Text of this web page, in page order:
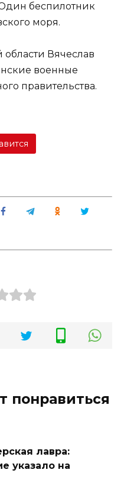
беспилотник
моря.
области Вячеслав
военные
правительства.
понравиться
лавра:
указало на